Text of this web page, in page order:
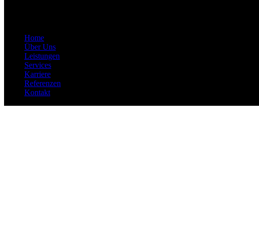
Home
Über Uns
Leistungen
Services
Karriere
Referenzen
Kontakt